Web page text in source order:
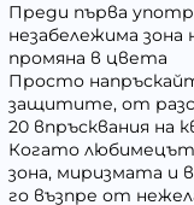
Преди първа
незабележима
промяна в цвета
Просто
защитите, от
20 впръсквания на
Когато
зона, миризмата
го възпре от